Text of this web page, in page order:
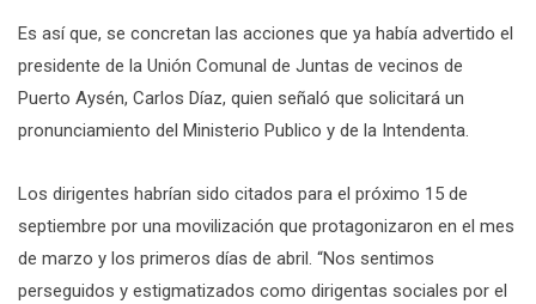
Es así que, se concretan las acciones que ya había advertido el
presidente de la Unión Comunal de Juntas de vecinos de
Puerto Aysén, Carlos Díaz, quien señaló que solicitará un
pronunciamiento del Ministerio Publico y de la Intendenta.
Los dirigentes habrían sido citados para el próximo 15 de
septiembre por una movilización que protagonizaron en el mes
de marzo y los primeros días de abril. “Nos sentimos
perseguidos y estigmatizados como dirigentas sociales por el